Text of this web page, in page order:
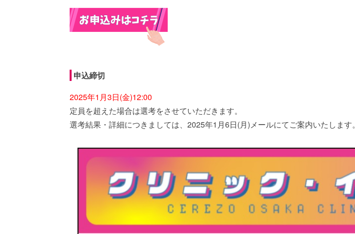
申込締切
2025年1月3日(金)12:00
定員を超えた場合は選考をさせていただきます。
選考結果・詳細につきましては、2025年1月6日(月)メールにてご案内いたします。